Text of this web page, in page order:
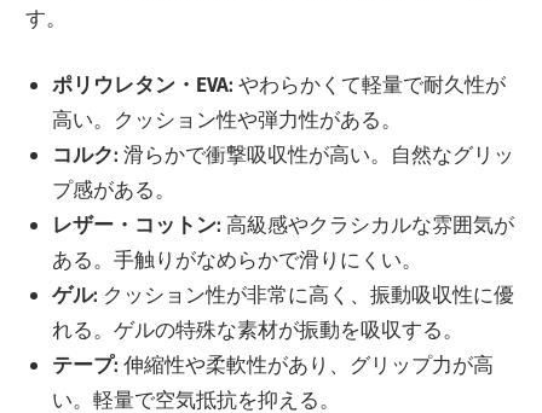
す。
ポリウレタン・EVA: やわらかくて軽量で耐久性が
高い。クッション性や弾力性がある。
コルク: 滑らかで衝撃吸収性が高い。自然なグリッ
プ感がある。
レザー・コットン: 高級感やクラシカルな雰囲気が
ある。手触りがなめらかで滑りにくい。
ゲル: クッション性が非常に高く、振動吸収性に優
れる。ゲルの特殊な素材が振動を吸収する。
テープ: 伸縮性や柔軟性があり、グリップ力が高
い。軽量で空気抵抗を抑える。